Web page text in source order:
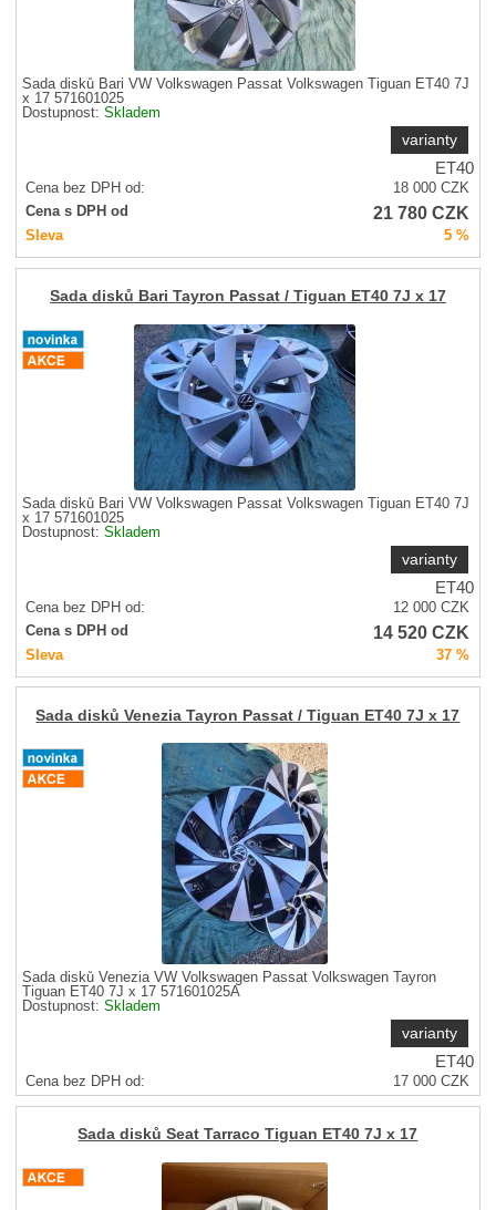
Sada disků Bari VW Volkswagen Passat Volkswagen Tiguan ET40 7J
x 17 571601025
Dostupnost:Skladem
varianty
ET40
Cena bez DPH od: 18 000CZK
Cena s DPH od
21 780CZK
Sleva 5 %
Sada disků Bari Tayron Passat / Tiguan ET40 7J x 17
Sada disků Bari VW Volkswagen Passat Volkswagen Tiguan ET40 7J
x 17 571601025
Dostupnost:Skladem
varianty
ET40
Cena bez DPH od: 12 000CZK
Cena s DPH od
14 520CZK
Sleva 37 %
Sada disků Venezia Tayron Passat / Tiguan ET40 7J x 17
Sada disků Venezia VW Volkswagen Passat Volkswagen Tayron
Tiguan ET40 7J x 17 571601025A
Dostupnost:Skladem
varianty
ET40
Cena bez DPH od: 17 000CZK
Cena s DPH od
20 570CZK
Sada disků Seat Tarraco Tiguan ET40 7J x 17